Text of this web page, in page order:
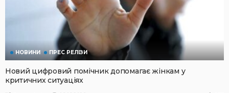
НОВИНИ ПРЕС РЕЛІЗИ
Новий цифровий помічник допомагає жінкам у
критичних ситуаціях